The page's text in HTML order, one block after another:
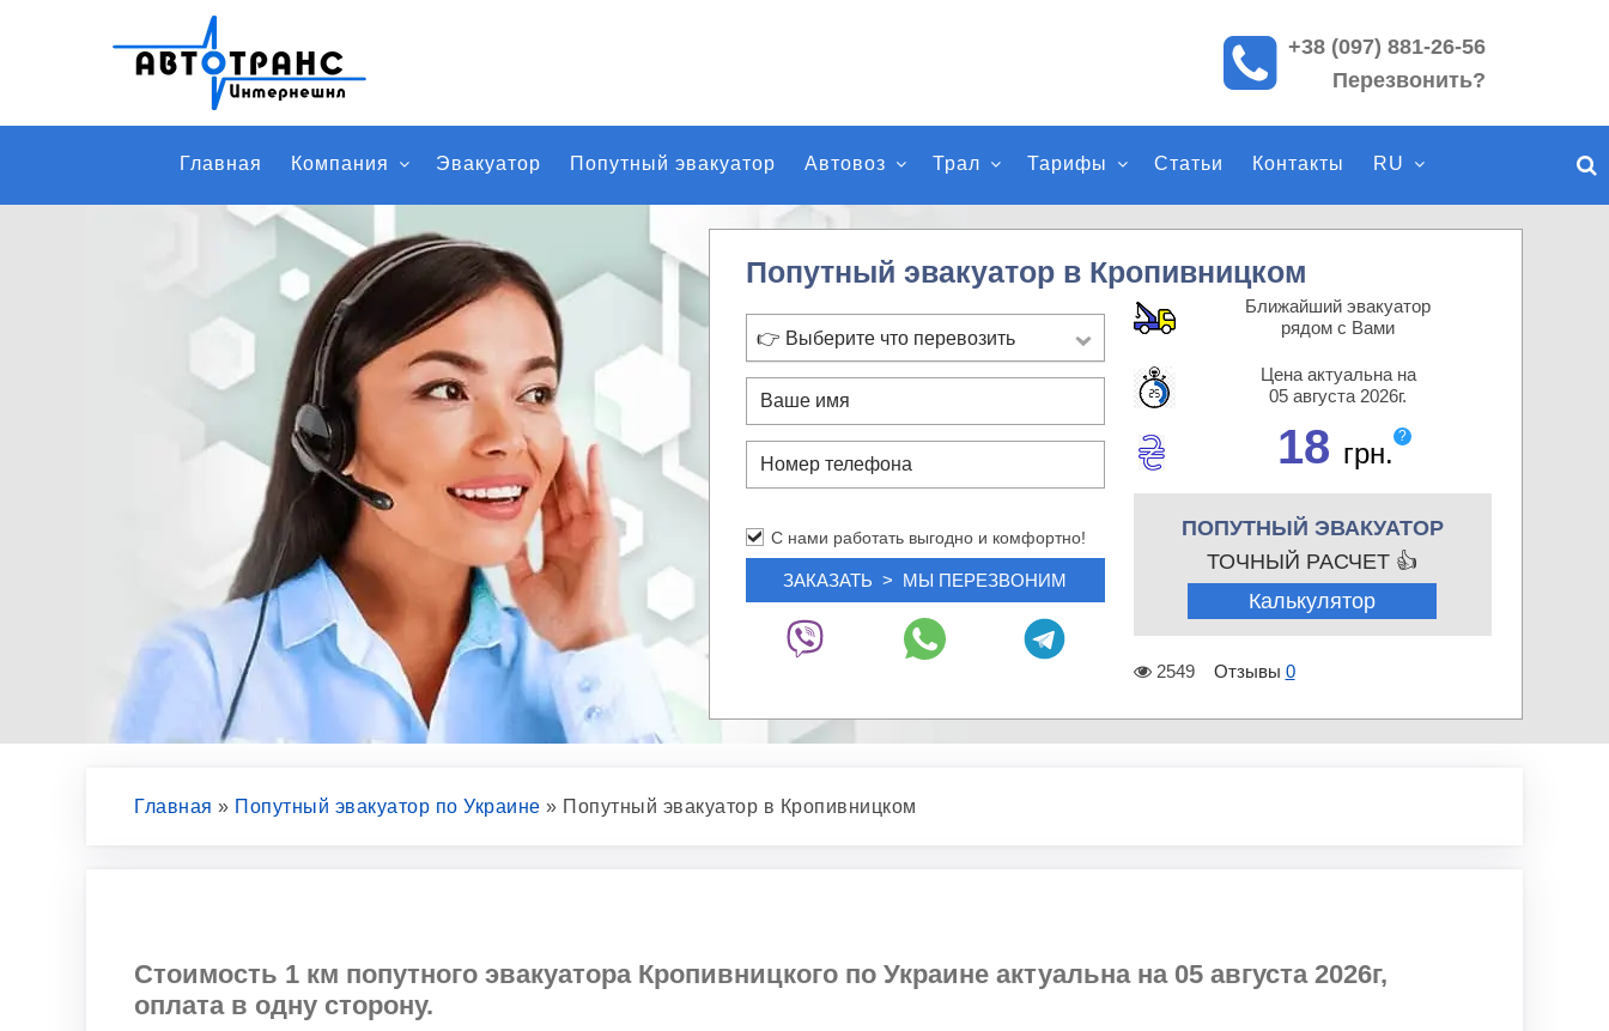
к
п
о
с
й
у
+38 (097) 881-26-56
Перезвонить?
Главная Компания Эвакуатор Попутный эвакуатор Автовоз Трал Тарифы Статьи Контакты RU
Попутный эвакуатор в Кропивницком
👉 Выберите что перевозить
С нами работать выгодно и комфортно!
Ближайший эвакуатор
рядом с Вами
Цена актуальна на
05 августа 2026г.
18 грн.
?
ПОПУТНЫЙ ЭВАКУАТОР
ТОЧНЫЙ РАСЧЕТ 👍
Калькулятор
2549 Отзывы 0
Главная » Попутный эвакуатор по Украине » Попутный эвакуатор в Кропивницком
Стоимость 1 км попутного эвакуатора Кропивницкого по Украине актуальна на 05 августа 2026г,
оплата в одну сторону.